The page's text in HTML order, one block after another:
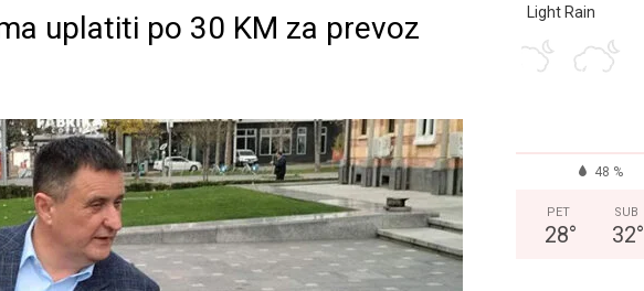
uplatiti po 30 KM za prevoz Light Rain
48 %
PET
28°
SUB
32°